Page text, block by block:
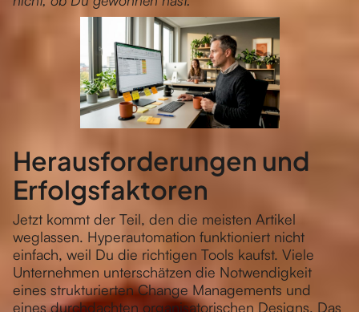
Herausforderungen und
Erfolgsfaktoren
Jetzt kommt der Teil, den die meisten Artikel
weglassen. Hyperautomation funktioniert nicht
einfach, weil Du die richtigen Tools kaufst. Viele
Unternehmen unterschätzen die Notwendigkeit
eines strukturierten Change Managements und
eines durchdachten organisatorischen Designs. Das